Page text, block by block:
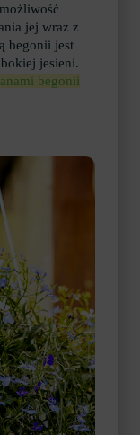
jej wraz z
begonii jest
jesieni.
begonii